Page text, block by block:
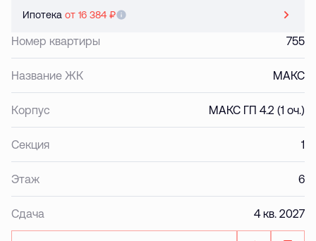
Ипотека от 16 384 ₽
Номер квартиры 755
Название ЖК МАКС
Корпус МАКС ГП 4.2 (1 оч.)
Секция 1
Этаж 6
Сдача 4 кв. 2027